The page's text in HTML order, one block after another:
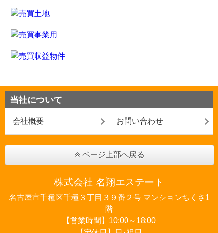
当社について
会社概要 お問い合わせ
ページ上部へ戻る
株式会社 名翔エステート
名古屋市千種区千種３丁目３９番２号 マンションちくさ1
階
【営業時間】10:00～18:00